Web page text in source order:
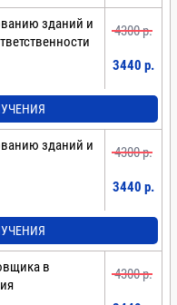
зданий и
4300 p.
3440 p.
зданий и
4300 p.
3440 p.
в
4300 p.